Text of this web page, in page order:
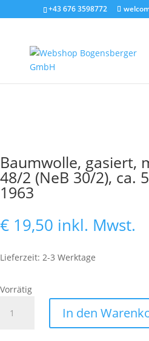
+43 676 3598772
Baumwolle, gasiert,
48/2 (NeB 30/2), ca.
1963
€ 19,50 inkl. Mwst.
Lieferzeit: 2-3 Werktage
Vorrätig
gasiert,
In den